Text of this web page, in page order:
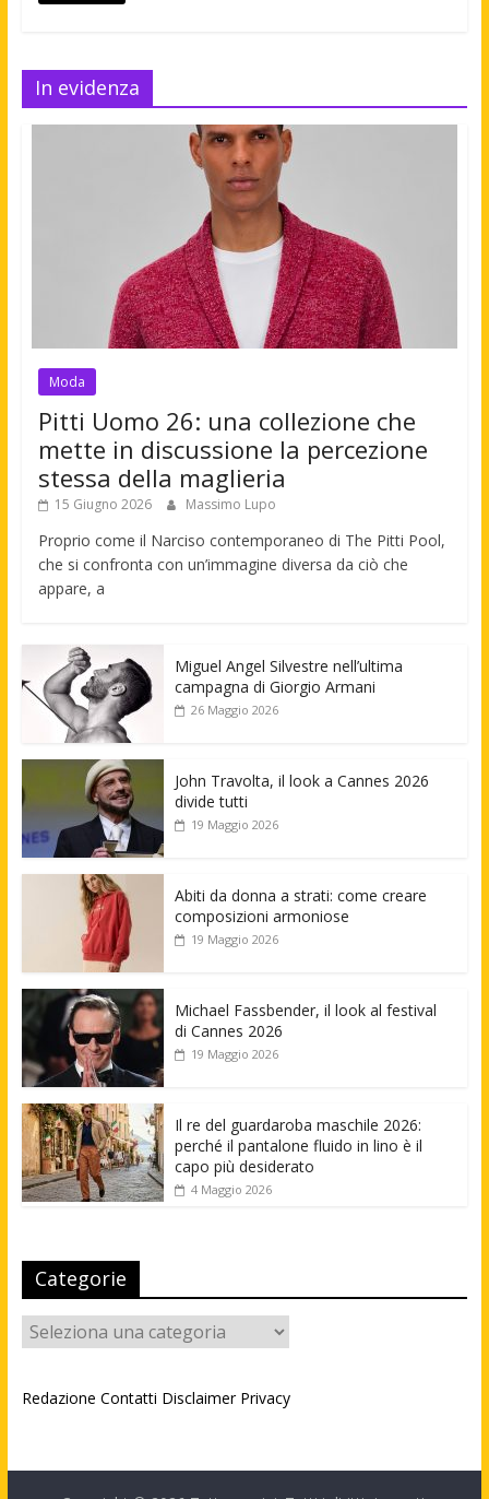
In evidenza
Moda
Pitti Uomo 26: una collezione che
mette in discussione la percezione
stessa della maglieria
15 Giugno 2026 Massimo Lupo
Proprio come il Narciso contemporaneo di The Pitti Pool,
che si confronta con un’immagine diversa da ciò che
appare, a
Miguel Angel Silvestre nell’ultima
campagna di Giorgio Armani
26 Maggio 2026
John Travolta, il look a Cannes 2026
divide tutti
19 Maggio 2026
Abiti da donna a strati: come creare
composizioni armoniose
19 Maggio 2026
Michael Fassbender, il look al festival
di Cannes 2026
19 Maggio 2026
Il re del guardaroba maschile 2026:
perché il pantalone fluido in lino è il
capo più desiderato
4 Maggio 2026
Categorie
Categorie
Redazione Contatti Disclaimer Privacy